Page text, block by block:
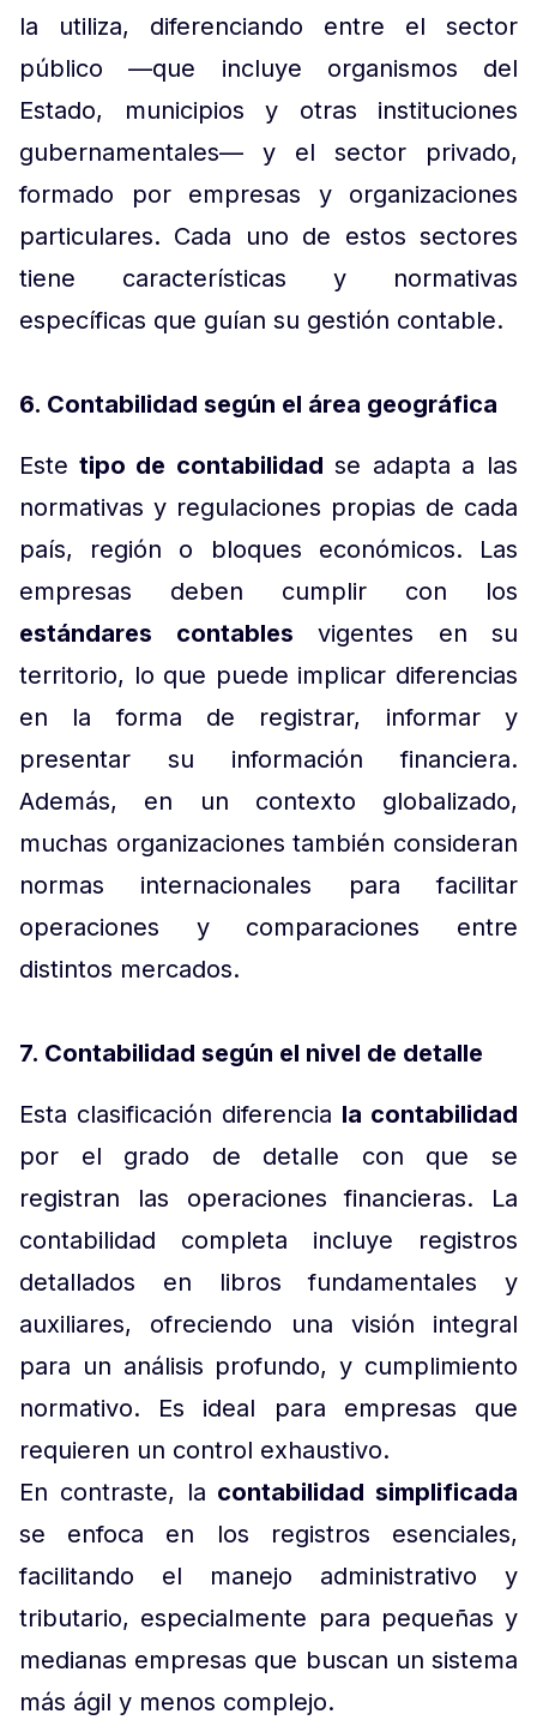
la utiliza, diferenciando entre el sector
público —que incluye organismos del
Estado, municipios y otras instituciones
gubernamentales— y el sector privado,
formado por empresas y organizaciones
particulares. Cada uno de estos sectores
tiene características y normativas
específicas que guían su gestión contable.
6. Contabilidad según el área geográfica
Este tipo de contabilidad se adapta a las
normativas y regulaciones propias de cada
país, región o bloques económicos. Las
empresas deben cumplir con los
estándares contables vigentes en su
territorio, lo que puede implicar diferencias
en la forma de registrar, informar y
presentar su información financiera.
Además, en un contexto globalizado,
muchas organizaciones también consideran
normas internacionales para facilitar
operaciones y comparaciones entre
distintos mercados.
7. Contabilidad según el nivel de detalle
Esta clasificación diferencia la contabilidad
por el grado de detalle con que se
registran las operaciones financieras. La
contabilidad completa incluye registros
detallados en libros fundamentales y
auxiliares, ofreciendo una visión integral
para un análisis profundo, y cumplimiento
normativo. Es ideal para empresas que
requieren un control exhaustivo.
En contraste, la contabilidad simplificada
se enfoca en los registros esenciales,
facilitando el manejo administrativo y
tributario, especialmente para pequeñas y
medianas empresas que buscan un sistema
más ágil y menos complejo.